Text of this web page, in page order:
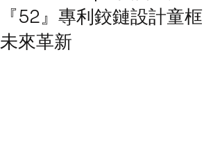
『52』專利鉸鏈設計童框
未來革新